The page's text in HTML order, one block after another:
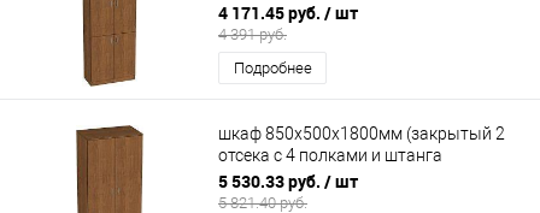
4 171.45 руб. / шт
4 391 руб.
Подробнее
шкаф 850х500х1800мм (закрытый 2
отсека с 4 полками и штанга
поперечная)
5 530.33 руб. / шт
5 821.40 руб.